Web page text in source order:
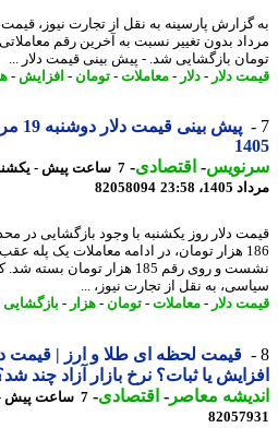
بازگشایی شد. - پیش بینی قیمت دلار ...
دلار-دلار-معاملات-تومان-افزایش -هزار
پیش بینی قیمت دلار دوشنبه 19 مرداد
-اقتصادی-
7 ساعت پیش -
23:58
82058094
دلار روز یکشنبه با وجود بازگشایی در محدوده
186 هزار تومان، در ادامه معاملات یک پله عقب
نشست و روی رقم 185 هزار تومان
به نقل از تجارت نیوز، ...
دلار-معاملات-تومان-هزار - بازگشایی-
یا ثبات؟ نرخ بازار آزاد چند شد؟
معاصر-اقتصادی-7 ساعت پیش - یکشنبه 18 مرداد 1405، 23:23